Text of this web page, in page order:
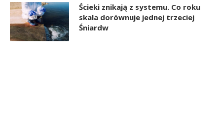
Ścieki znikają z systemu. Co roku
skala dorównuje jednej trzeciej
Śniardw